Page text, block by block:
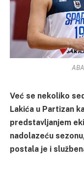
Već se nekoliko
Lakića u Partizan
predstavljanjem
nadolazeću
postala je i